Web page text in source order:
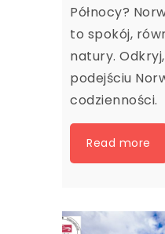
Północy?
to spokój,
natury.
podejściu
codzienności.
Read more